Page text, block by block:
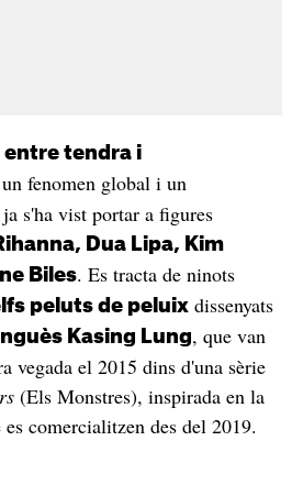
entre tendra i
fenomen global i un
s'ha vist portar a figures
Dua Lipa, Kim
Biles. Es tracta de ninots
peluts de peluixdissenyats
Kasing Lung, que van
vegada el 2015 dins d'una sèrie
(Els Monstres), inspirada en la
comercialitzen des del 2019.